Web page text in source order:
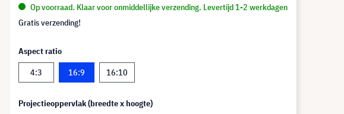
Op voorraad. Klaar voor onmiddellijke verzending. Levertijd 1-2 werkdagen
Gratis verzending!
Aspect ratio
4:3
16:9 16:10
Projectieoppervlak (breedte x hoogte)